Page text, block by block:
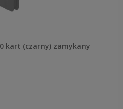
kart (czarny) zamykany